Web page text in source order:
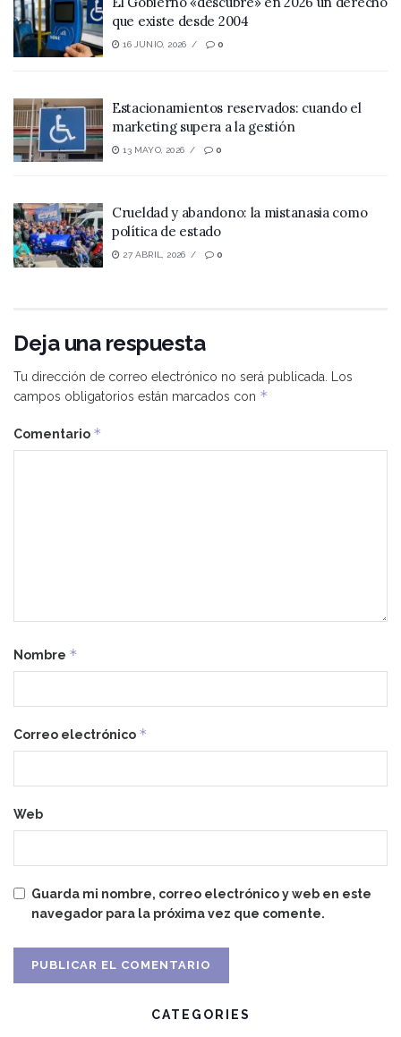
que existe desde 2004
16 JUNIO, 2026 0
Estacionamientos reservados: cuando el
marketing supera a la gestión
13 MAYO, 2026 0
Crueldad y abandono: la mistanasia como
política de estado
27 ABRIL, 2026 0
Deja una respuesta
Tu dirección de correo electrónico no será publicada. Los
campos obligatorios están marcados con *
Comentario *
Nombre *
Correo electrónico *
Web
Guarda mi nombre, correo electrónico y web en este
navegador para la próxima vez que comente.
CATEGORIES